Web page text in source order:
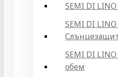
SEMI DI
SEMI DI
SEMI DI LINO
обем